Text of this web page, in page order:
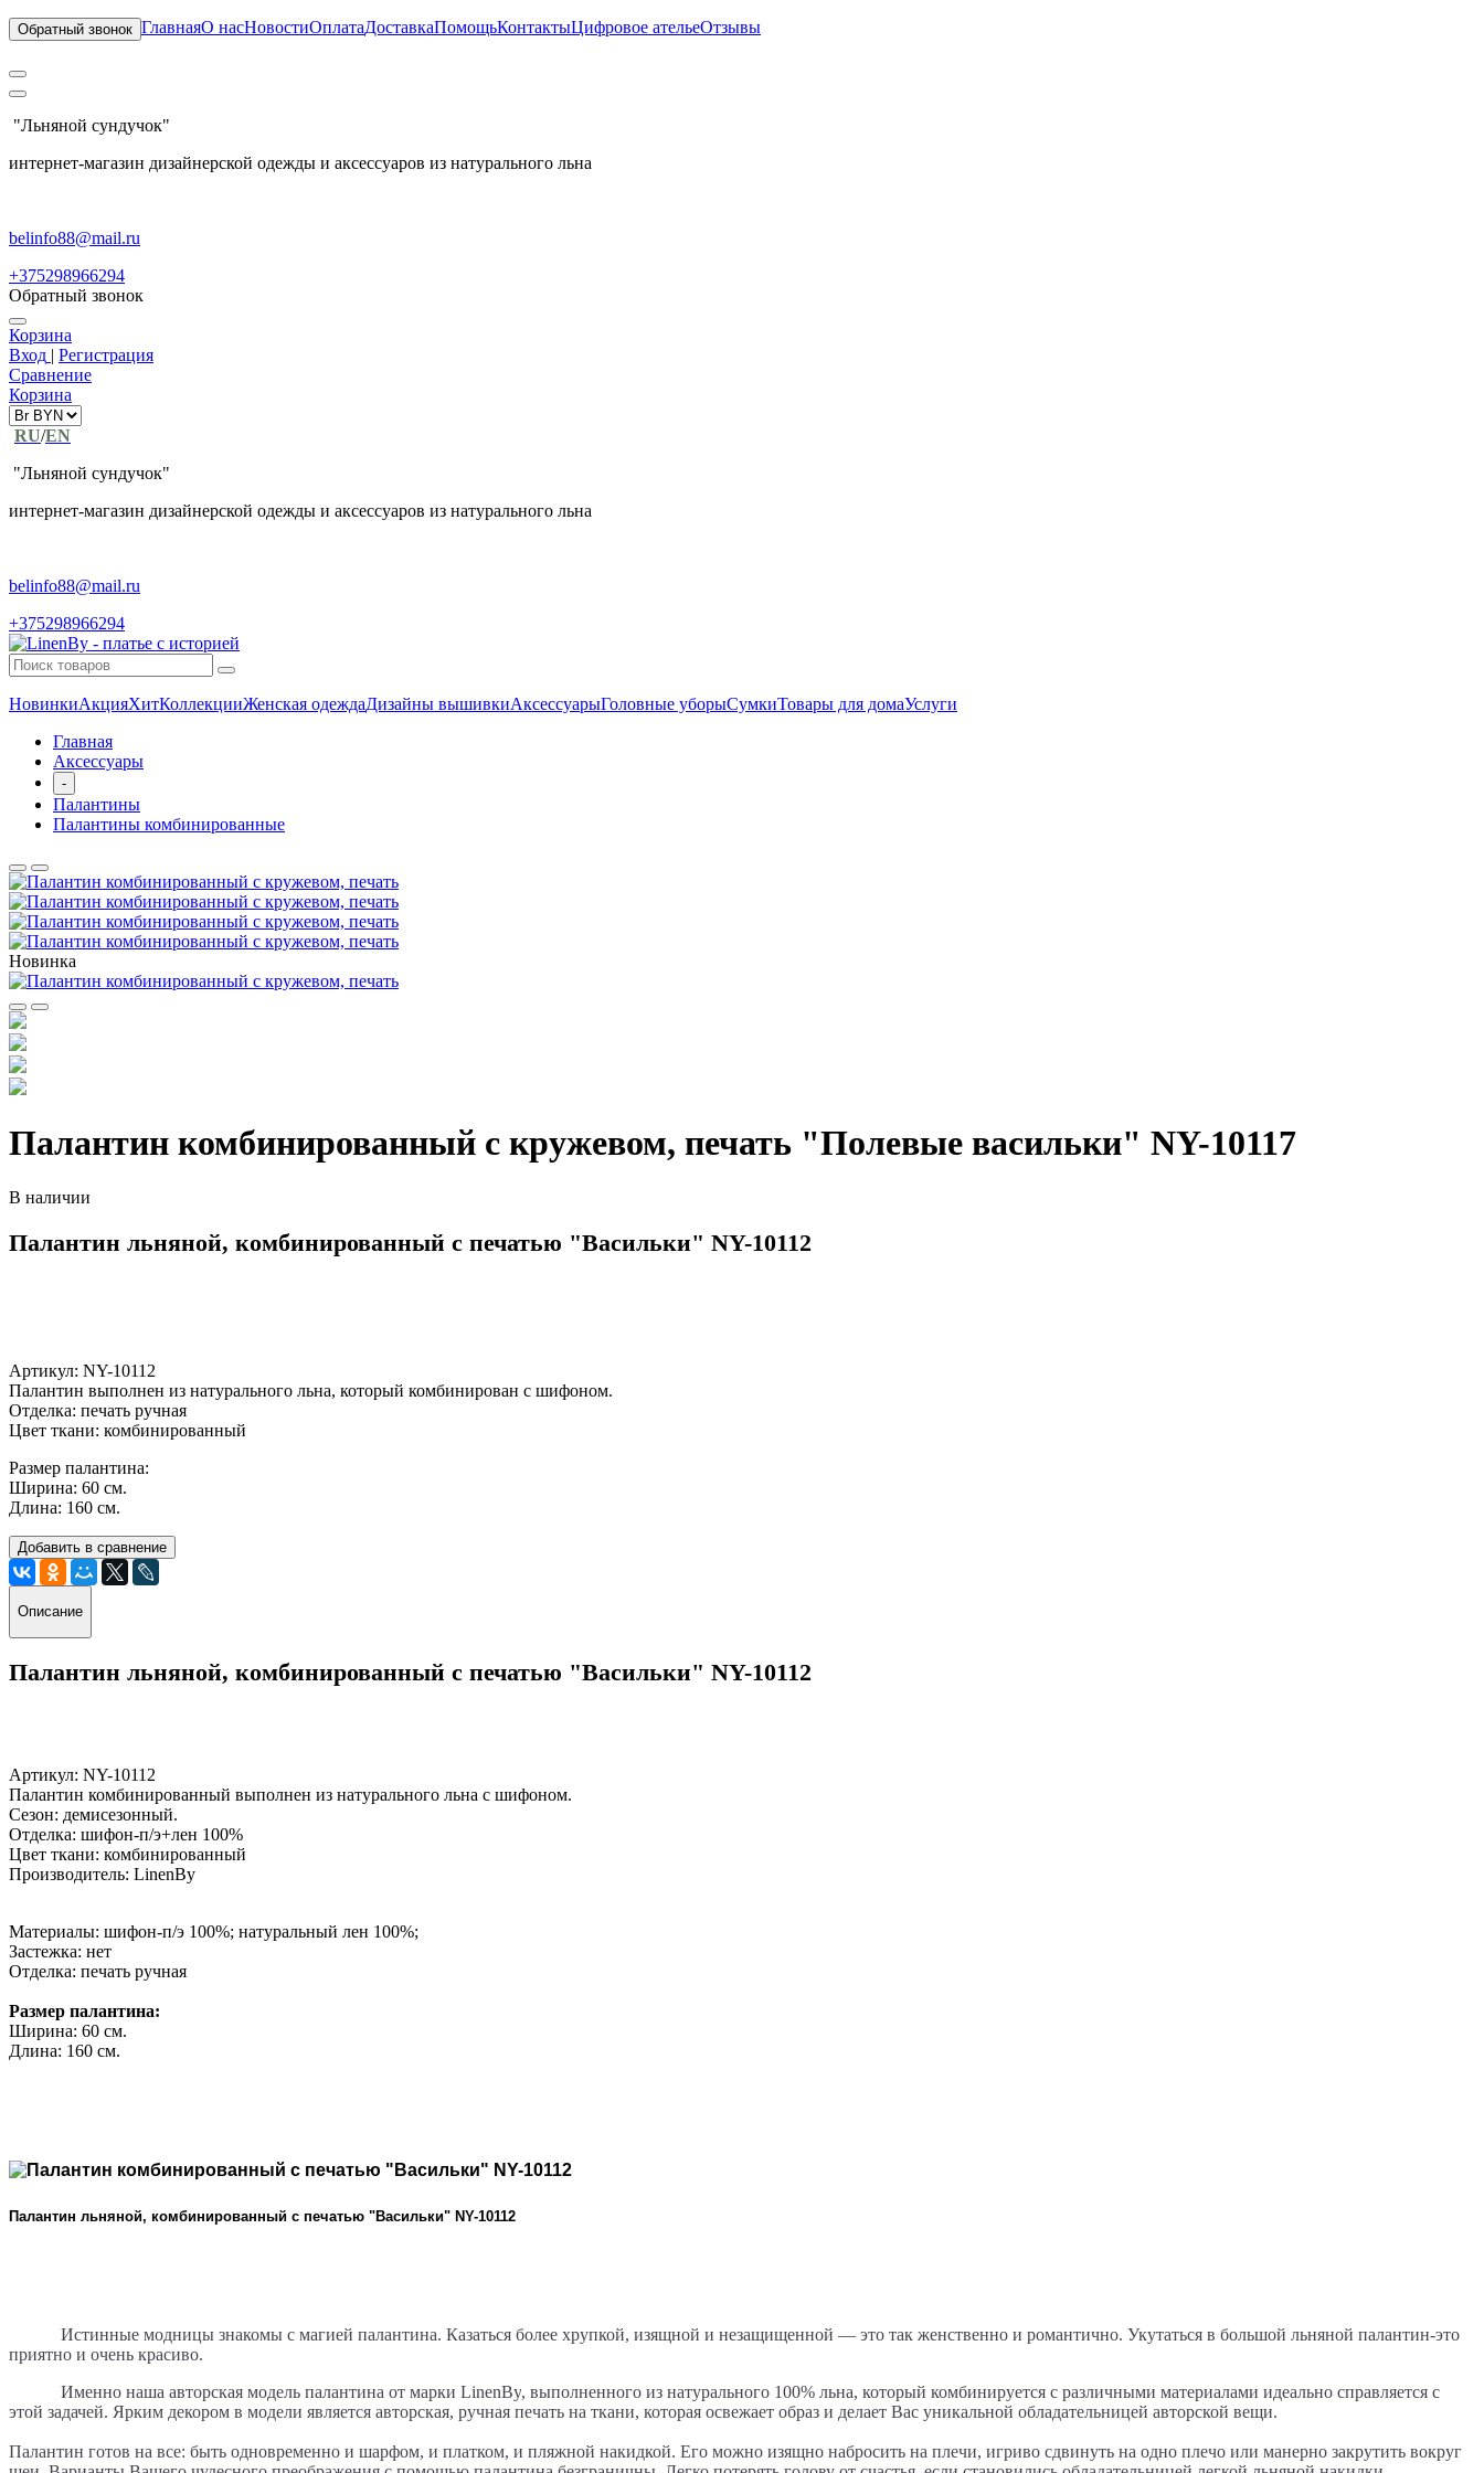
Обратный звонок ГлавнаяО насНовостиОплатаДоставкаПомощьКонтактыЦифровое ательеОтзывы
"Льняной сундучок"
интернет-магазин дизайнерской одежды и аксессуаров из натурального льна
belinfo88@mail.ru
+375298966294
Обратный звонок
Корзина
Вход | Регистрация
Сравнение
Корзина
RU/EN
"Льняной сундучок"
интернет-магазин дизайнерской одежды и аксессуаров из натурального льна
belinfo88@mail.ru
+375298966294
НовинкиАкцияХитКоллекцииЖенская одеждаДизайны вышивкиАксессуарыГоловные уборыСумкиТовары для домаУслуги
Главная
Аксессуары
-
Палантины
Палантины комбинированные
Новинка
Палантин комбинированный с кружевом, печать "Полевые васильки" NY-10117
В наличии
Палантин льняной, комбинированный с печатью "Васильки" NY-10112
Артикул: NY-10112
Палантин выполнен из натурального льна, который комбинирован с шифоном.
Отделка: печать ручная
Цвет ткани: комбинированный
Размер палантина:
Ширина: 60 см.
Длина: 160 см.
Добавить в сравнение
Описание
Палантин льняной, комбинированный с печатью "Васильки" NY-10112
Артикул: NY-10112
Палантин комбинированный выполнен из натурального льна c шифоном.
Сезон: демисезонный.
Отделка: шифон-п/э+лен 100%
Цвет ткани: комбинированный
Производитель: LinenBy
Материалы: шифон-п/э 100%; натуральный лен 100%;
Застежка: нет
Отделка: печать ручная
Размер палантина:
Ширина: 60 см.
Длина: 160 см.
Палантин льняной, комбинированный с печатью "Васильки" NY-10112
Истинные модницы знакомы с магией палантина. Казаться более хрупкой, изящной и незащищенной — это так женственно и романтично. Укутаться в большой льняной палантин-это
приятно и очень красиво.
Именно наша авторская модель палантина от маркиLinenBy, выполненного из натурального 100% льна, который комбинируется с различными материалами идеально справляется с
этой задачей. Ярким декором в модели является авторская, ручная печать на ткани, которая освежает образ и делает Вас уникальной обладательницей авторской вещи.
Палантин готов на все: быть одновременно и шарфом, и платком, и пляжной накидкой. Его можно изящно набросить на плечи, игриво сдвинуть на одно плечо или манерно закрутить вокруг